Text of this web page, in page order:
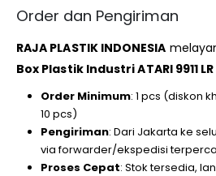
Order dan Pengiriman
RAJA PLASTIK INDONESIA
Box Plastik Industri ATARI 9911 LR
Order Minimum: 1 pcs (diskon
10 pcs)
Pengiriman: Dari Jakarta ke
via forwarder/ekspedisi
Proses Cepat: Stok tersedia,